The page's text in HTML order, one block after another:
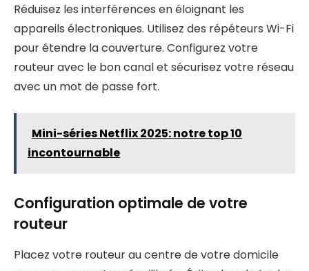
Réduisez les interférences en éloignant les
appareils électroniques. Utilisez des répéteurs Wi-Fi
pour étendre la couverture. Configurez votre
routeur avec le bon canal et sécurisez votre réseau
avec un mot de passe fort.
Mini-séries Netflix 2025: notre top 10
incontournable
Configuration optimale de votre
routeur
Placez votre routeur au centre de votre domicile